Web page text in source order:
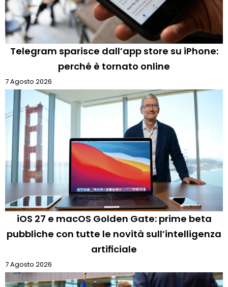
Telegram sparisce dall’app store su iPhone:
perché è tornato online
7 Agosto 2026
iOS 27 e macOS Golden Gate: prime beta
pubbliche con tutte le novità sull’intelligenza
artificiale
7 Agosto 2026